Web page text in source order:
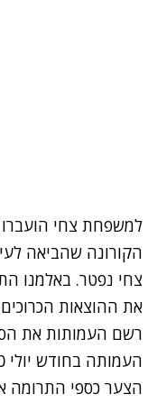
הקורונה שהביאה
צחי נפטר. באלמנו
את ההוצאות
רשם העמותות את
הצער כספי התרומה